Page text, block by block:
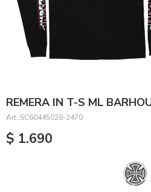
REMERA IN T-S ML
SC60445028-2470
$ 1.690